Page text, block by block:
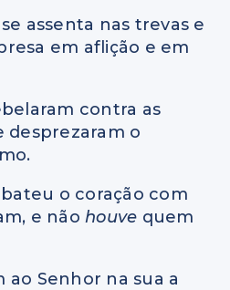
assenta nas trevas e
em aflição e em
contra as
desprezaram o
o coração com
e não houve quem
ao Senhor na sua a